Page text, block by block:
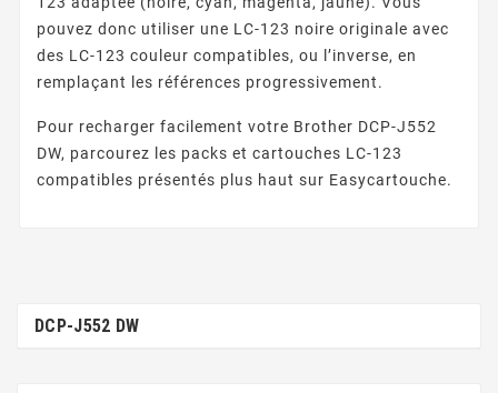
pouvez donc utiliser une LC-123 noire originale avec
des LC-123 couleur compatibles, ou l’inverse, en
remplaçant les références progressivement.
Pour recharger facilement votre Brother DCP-J552
DW, parcourez les packs et cartouches LC-123
compatibles présentés plus haut sur Easycartouche.
DCP-J552 DW